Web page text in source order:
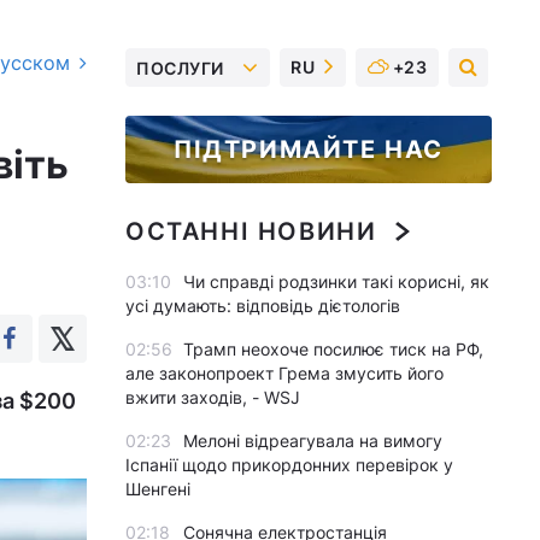
$200
ПОСЛУГИ RU +23
ПІДТРИМАЙТЕ НАС
ОСТАННІ НОВИНИ
03:10
Чи справді родзинки такі корисні, як
усі думають: відповідь дієтологів
02:56 Трамп неохоче посилює тиск на РФ,
але законопроект Грема змусить його
вжити заходів, - WSJ
02:23
Мелоні відреагувала на вимогу
Іспанії щодо прикордонних перевірок у
Шенгені
02:18 Сонячна електростанція